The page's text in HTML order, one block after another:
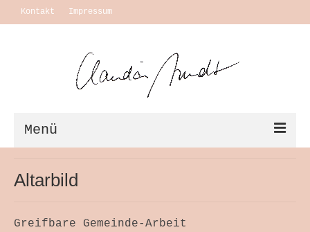
Kontakt Impressum
Menü
Motivation Themen
Altarbild
Greifbare Gemeinde-Arbeit